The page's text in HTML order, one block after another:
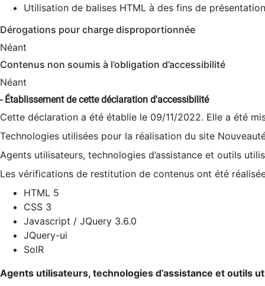
Utilisation de balises HTML à des fins de
Dérogations pour charge disproportionnée
Néant
Contenus non soumis à l’obligation d’accessibilité
Néant
- Établissement de cette déclaration d'accessibilité
Cette déclaration a été établie le 09/11/2022. Elle a été
Technologies utilisées pour la réalisation du site
Agents utilisateurs, technologies d’assistance et outils
Les vérifications de restitution de contenus ont été
HTML 5
CSS 3
Javascript / JQuery 3.6.0
JQuery-ui
SolR
Agents utilisateurs, technologies d’assistance et outils